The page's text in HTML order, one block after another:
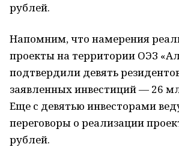
рублей.
Напомним, что намерения
проекты на территории ОЭЗ
подтвердили девять
заявленных инвестиций — 26
Еще с девятью инвесторами
переговоры о реализации
рублей.